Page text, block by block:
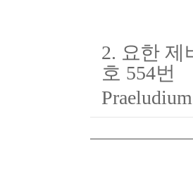
2. 요한
호 554번